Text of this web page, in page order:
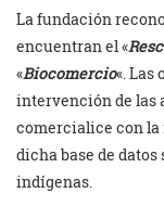
La fundación
encuentran el «
«Biocomercio«.
intervención de las
comercialice con la
dicha base de
indígenas.